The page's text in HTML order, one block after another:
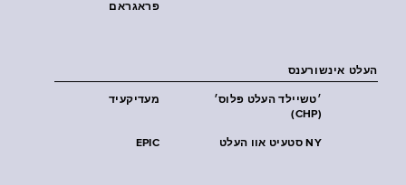
פראגראם
העלט אינשורענס
מעדיקעיד
׳טשיילד העלט פּלוס׳
(CHP)
EPIC NY סטעיט אוו העלט